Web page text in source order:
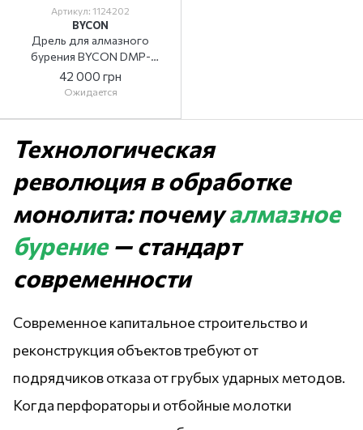
Артикул: 1124202
BYCON
Дрель для алмазного
бурения BYCON DMP-
202DB
42 000 грн
Ожидается
Технологическая
революция в обработке
монолита: почемуалмазное
бурение— стандарт
современности
Современное капитальное строительство и
реконструкция объектов требуют от
подрядчиков отказа от грубых ударных методов.
Когда перфораторы и отбойные молотки